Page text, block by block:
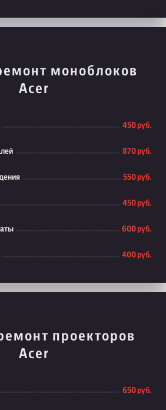
моноблоков
Acer
450 руб.
870 руб.
550 руб.
450 руб.
600 руб.
400 руб.
проекторов
Acer
650 руб.